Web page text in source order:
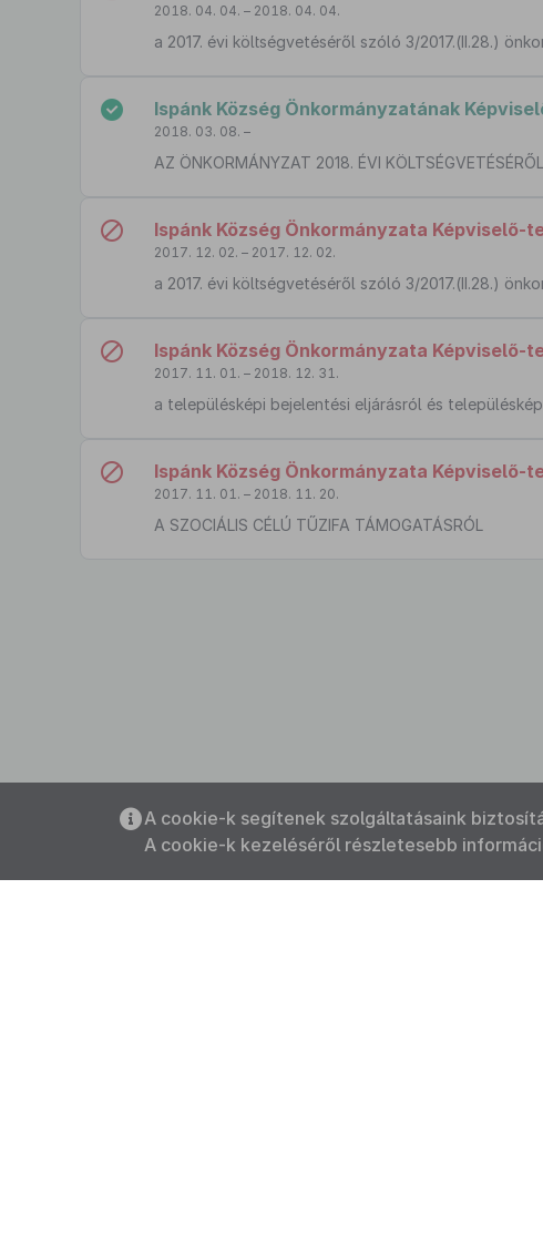
2018. 04. 04. – 2018. 04. 04.
a 2017. évi költségvetéséről szóló 3/2017.(II.28.)
Ispánk Község Önkormányzatának
2018. 03. 08. –
AZ ÖNKORMÁNYZAT 2018. ÉVI KÖLTSÉGVETÉSÉRŐL
Ispánk Község Önkormányzata Képviselő-
2017. 12. 02. – 2017. 12. 02.
a 2017. évi költségvetéséről szóló 3/2017.(II.28.)
Ispánk Község Önkormányzata Képviselő-
2017. 11. 01. – 2018. 12. 31.
a településképi bejelentési eljárásról és
Ispánk Község Önkormányzata Képviselő-
2017. 11. 01. – 2018. 11. 20.
A SZOCIÁLIS CÉLÚ TŰZIFA TÁMOGATÁSRÓL
A cookie-k segítenek szolgáltatásaink
A cookie-k kezeléséről részletesebb